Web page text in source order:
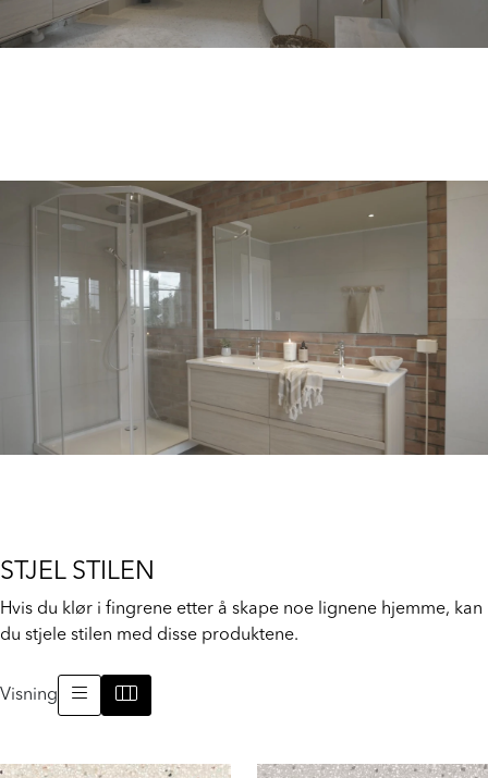
STJEL STILEN
Hvis du klør i fingrene etter å skape noe lignene hjemme, kan
du stjele stilen med disse produktene.
Visning